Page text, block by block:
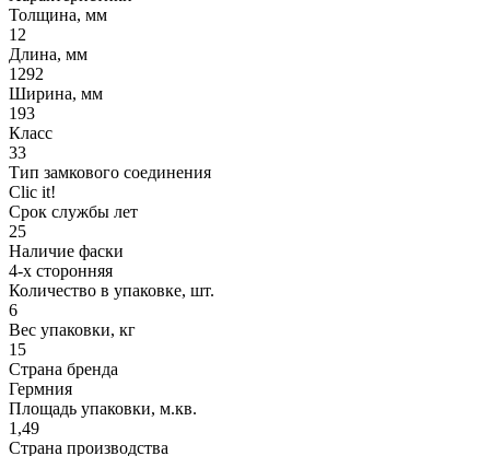
Толщина, мм
12
Длина, мм
1292
Ширина, мм
193
Класс
33
Тип замкового соединения
Clic it!
Срок службы лет
25
Наличие фаски
4-х сторонняя
Количество в упаковке, шт.
6
Вес упаковки, кг
15
Страна бренда
Гермния
Площадь упаковки, м.кв.
1,49
Страна производства